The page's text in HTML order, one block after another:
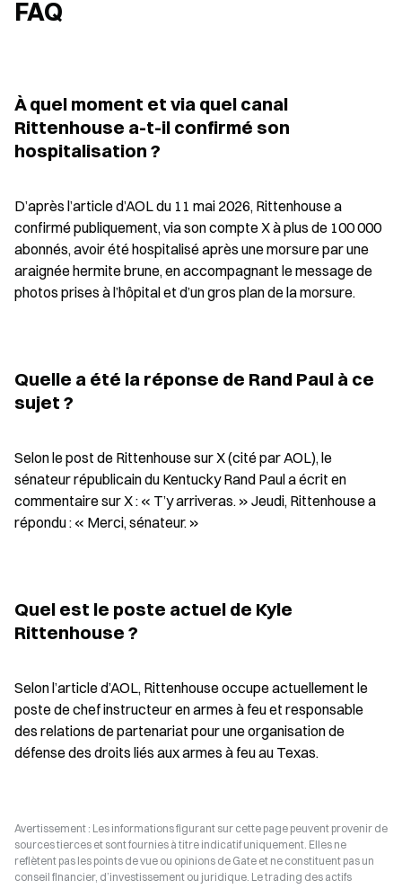
FAQ
À quel moment et via quel canal
Rittenhouse a-t-il confirmé son
hospitalisation ?
D’après l’article d’AOL du 11 mai 2026, Rittenhouse a
confirmé publiquement, via son compte X à plus de 100 000
abonnés, avoir été hospitalisé après une morsure par une
araignée hermite brune, en accompagnant le message de
photos prises à l’hôpital et d’un gros plan de la morsure.
Quelle a été la réponse de Rand Paul à ce
sujet ?
Selon le post de Rittenhouse sur X (cité par AOL), le
sénateur républicain du Kentucky Rand Paul a écrit en
commentaire sur X : « T’y arriveras. » Jeudi, Rittenhouse a
répondu : « Merci, sénateur. »
Quel est le poste actuel de Kyle
Rittenhouse ?
Selon l’article d’AOL, Rittenhouse occupe actuellement le
poste de chef instructeur en armes à feu et responsable
des relations de partenariat pour une organisation de
défense des droits liés aux armes à feu au Texas.
Avertissement : Les informations figurant sur cette page peuvent provenir de
sources tierces et sont fournies à titre indicatif uniquement. Elles ne
reflètent pas les points de vue ou opinions de Gate et ne constituent pas un
conseil financier, d’investissement ou juridique. Le trading des actifs